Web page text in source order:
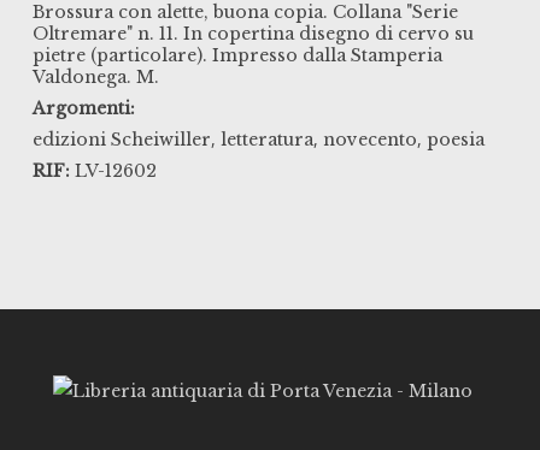
Brossura con alette, buona copia. Collana "Serie
Oltremare" n. 11. In copertina disegno di cervo su
pietre (particolare). Impresso dalla Stamperia
Valdonega. M.
Argomenti:
edizioni Scheiwiller, letteratura, novecento, poesia
RIF: LV-12602